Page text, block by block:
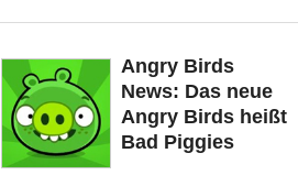
Angry Birds
News: Das neue
Angry Birds heißt
Bad Piggies